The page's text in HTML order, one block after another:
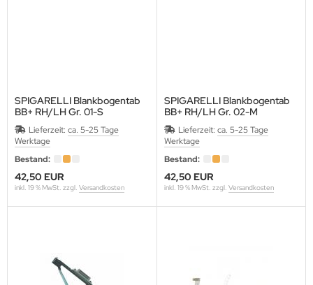
SPIGARELLI Blankbogentab
BB+ RH/LH Gr. 01-S
Lieferzeit: ca. 5-25 Tage
Werktage
Bestand:
42,50 EUR
inkl. 19 % MwSt. zzgl. Versandkosten
SPIGARELLI Blankbogentab
BB+ RH/LH Gr. 02-M
Lieferzeit: ca. 5-25 Tage
Werktage
Bestand:
42,50 EUR
inkl. 19 % MwSt. zzgl. Versandkosten